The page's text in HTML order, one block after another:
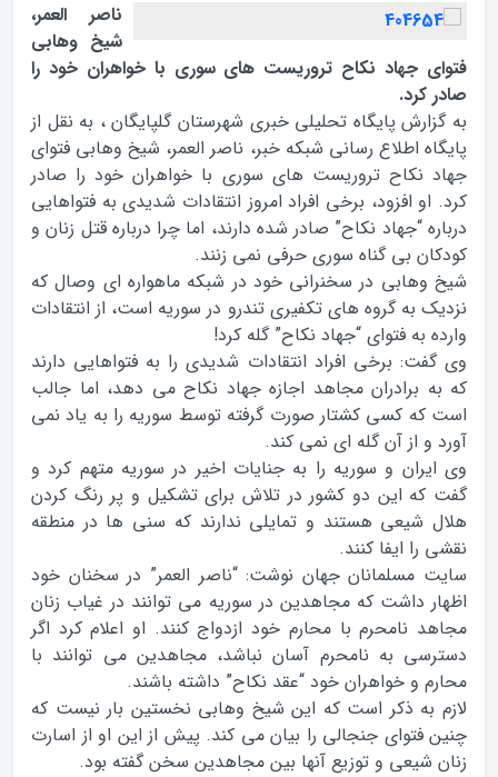
ناصر العمر،
شیخ وهابی
فتوای جهاد نکاح تروریست های سوری با خواهران خود را
صادر کرد.
به گزارش پایگاه تحلیلی خبری شهرستان گلپایگان ، به نقل از
پایگاه اطلاع رسانی شبکه خبر، ناصر العمر، شیخ وهابی فتوای
جهاد نکاح تروریست های سوری با خواهران خود را صادر
کرد. او افزود، برخی افراد امروز انتقادات شدیدی به فتواهایی
درباره “جهاد نکاح” صادر شده دارند، اما چرا درباره قتل زنان و
کودکان بی گناه سوری حرفی نمی زنند.
شیخ وهابی در سخنرانی خود در شبکه ماهواره ای وصال که
نزدیک به گروه های تکفیری تندرو در سوریه است، از انتقادات
وارده به فتوای “جهاد نکاح” گله کرد!
وی گفت: برخی افراد انتقادات شدیدی را به فتواهایی دارند
که به برادران مجاهد اجازه جهاد نکاح می دهد، اما جالب
است که کسی کشتار صورت گرفته توسط سوریه را به یاد نمی
آورد و از آن گله ای نمی کند.
وی ایران و سوریه را به جنایات اخیر در سوریه متهم کرد و
گفت که این دو کشور در تلاش برای تشکیل و پر رنگ کردن
هلال شیعی هستند و تمایلی ندارند که سنی ها در منطقه
نقشی را ایفا کنند.
سایت مسلمانان جهان نوشت: “ناصر العمر” در سخنان خود
اظهار داشت که مجاهدین در سوریه می توانند در غیاب زنان
مجاهد نامحرم با محارم خود ازدواج کنند. او اعلام کرد اگر
دسترسی به نامحرم آسان نباشد، مجاهدین می توانند با
محارم و خواهران خود “عقد نکاح” داشته باشند.
لازم به ذکر است که این شیخ وهابی نخستین بار نیست که
چنین فتوای جنجالی را بیان می کند. پیش از این او از اسارت
زنان شیعی و توزیع آنها بین مجاهدین سخن گفته بود.